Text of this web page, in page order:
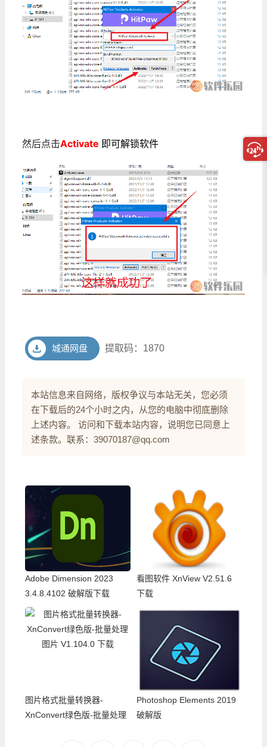
然后点击Activate 即可解锁软件
城通网盘 提取码：1870
本站信息来自网络，版权争议与本站无关，您必须
在下载后的24个小时之内，从您的电脑中彻底删除
上述内容。 访问和下载本站内容，说明您已同意上
述条款。联系：39070187@qq.com
Adobe Dimension 2023
3.4.8.4102 破解版下载
看图软件 XnView V2.51.6
下载
图片格式批量转换器-
XnConvert绿色版-批量处理
Photoshop Elements 2019
破解版